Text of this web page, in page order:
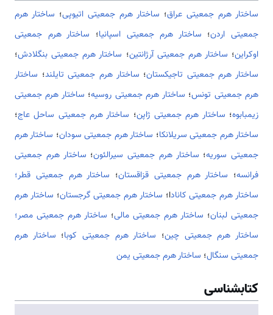
ساختار هرم جمعیتی عراق؛ ساختار هرم جمعیتی اتیوپی؛ ساختار هرم
جمعیتی اردن؛ ساختار هرم جمعیتی اسپانیا؛ ساختار هرم جمعیتی
اوکراین؛ ساختار هرم جمعیتی آرژانتین؛ ساختار هرم جمعیتی بنگلادش؛
ساختار هرم جمعیتی تاجیکستان؛ ساختار هرم جمعیتی تایلند؛ ساختار
هرم جمعیتی تونس؛ ساختار هرم جمعیتی روسیه؛ ساختار هرم جمعیتی
زیمبابوه؛ ساختار هرم جمعیتی ژاپن؛ ساختار هرم جمعیتی ساحل عاج؛
ساختار هرم جمعیتی سریلانکا؛ ساختار هرم جمعیتی سودان؛ ساختار هرم
جمعیتی سوریه؛ ساختار هرم جمعیتی سیرالئون؛ ساختار هرم جمعیتی
فرانسه؛ ساختار هرم جمعیتی قزاقستان؛ ساختار هرم جمعیتی قطر؛
ساختار هرم جمعیتی کانادا؛ ساختار هرم جمعیتی گرجستان؛ ساختار هرم
جمعیتی لبنان؛ ساختار هرم جمعیتی مالی؛ ساختار هرم جمعیتی مصر؛
ساختار هرم جمعیتی چین؛ ساختار هرم جمعیتی کوبا؛ ساختار هرم
جمعیتی سنگال؛ ساختار هرم جمعیتی یمن
کتابشناسی